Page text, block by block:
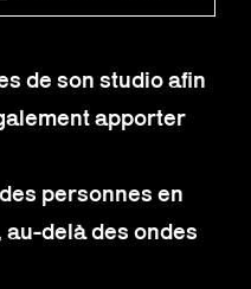
de son studio afin
apporter
personnes en
delà des ondes